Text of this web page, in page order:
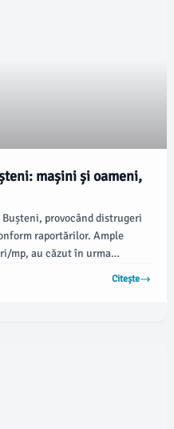
mașini și oameni,
provocând distrugeri
raportărilor. Ample
mp, au căzut în urma
surprinzând mai multe
Citește